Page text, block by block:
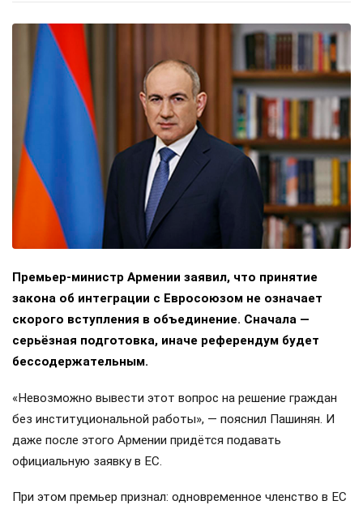
Премьер-министр Армении заявил, что принятие
закона об интеграции с Евросоюзом не означает
скорого вступления в объединение. Сначала —
серьёзная подготовка, иначе референдум будет
бессодержательным.
«Невозможно вывести этот вопрос на решение граждан
без институциональной работы», — пояснил Пашинян. И
даже после этого Армении придётся подавать
официальную заявку в ЕС.
При этом премьер признал: одновременное членство в ЕС